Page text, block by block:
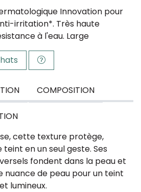
Innovation pour
irritation*. Très haute
à l'eau. Large
COMPOSITION
cette texture protège,
en un seul geste. Ses
fondent dans la peau et
nuance de peau pour un teint
lumineux.